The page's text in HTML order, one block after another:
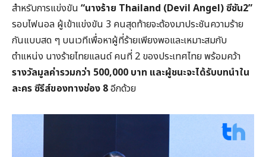
สำหรับการแข่งขัน “นางร้าย Thailand (Devil Angel) ซีซัน2”
รอบไฟนอล ผู้เข้าแข่งขัน 3 คนสุดท้ายจะต้องมาประชันความร้าย
กันแบบสด ๆ บนเวทีเพื่อหาผู้ที่ร้ายเพียงพอและเหมาะสมกับ
ตำแหน่ง นางร้ายไทยแลนด์ คนที่ 2 ของประเทศไทย พร้อมคว้า
รางวัลมูลค่ารวมกว่า 500,000 บาท และผู้ชนะจะได้รับบทนำใน
ละคร ซีรีส์ของทางช่อง 8อีกด้วย